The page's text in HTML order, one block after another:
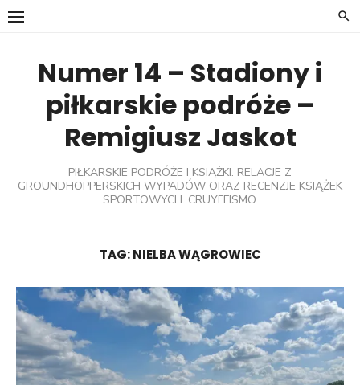
Skip
Numer 14 – Stadiony i
piłkarskie podróże –
Remigiusz Jaskot
PIŁKARSKIE PODRÓŻE I KSIĄŻKI. RELACJE Z
GROUNDHOPPERSKICH WYPADÓW ORAZ RECENZJE KSIĄŻEK
SPORTOWYCH. CRUYFFISMO.
TAG:NIELBA WĄGROWIEC